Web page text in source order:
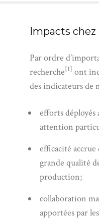
Impacts chez
Par ordre
recherche[1] ont
des indicateurs de
efforts
attention
efficacité
grande qualité
production;
collaboration
apportées par